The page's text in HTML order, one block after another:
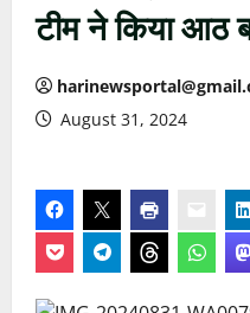
टीम ने किया आठ
August 31, 2024